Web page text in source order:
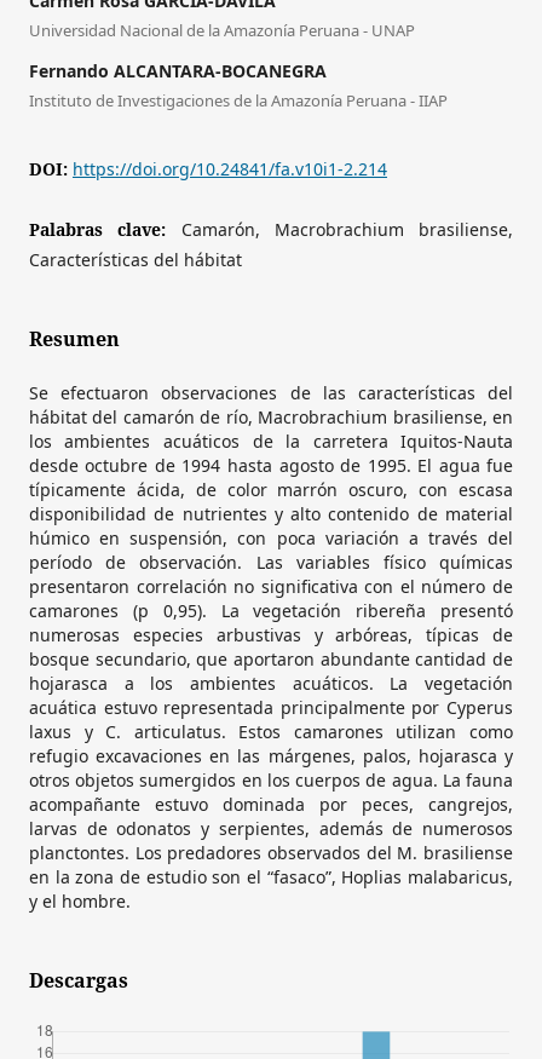
Universidad Nacional de la Amazonía Peruana - UNAP
Fernando ALCANTARA-BOCANEGRA
Instituto de Investigaciones de la Amazonía Peruana - IIAP
DOI: https://doi.org/10.24841/fa.v10i1-2.214
Palabras clave: Camarón, Macrobrachium brasiliense,
Características del hábitat
Resumen
Se efectuaron observaciones de las características del
hábitat del camarón de río, Macrobrachium brasiliense, en
los ambientes acuáticos de la carretera Iquitos-Nauta
desde octubre de 1994 hasta agosto de 1995. El agua fue
típicamente ácida, de color marrón oscuro, con escasa
disponibilidad de nutrientes y alto contenido de material
húmico en suspensión, con poca variación a través del
período de observación. Las variables físico químicas
presentaron correlación no significativa con el número de
camarones (p 0,95). La vegetación ribereña presentó
numerosas especies arbustivas y arbóreas, típicas de
bosque secundario, que aportaron abundante cantidad de
hojarasca a los ambientes acuáticos. La vegetación
acuática estuvo representada principalmente por Cyperus
laxus y C. articulatus. Estos camarones utilizan como
refugio excavaciones en las márgenes, palos, hojarasca y
otros objetos sumergidos en los cuerpos de agua. La fauna
acompañante estuvo dominada por peces, cangrejos,
larvas de odonatos y serpientes, además de numerosos
planctontes. Los predadores observados del M. brasiliense
en la zona de estudio son el “fasaco”, Hoplias malabaricus,
y el hombre.
Descargas